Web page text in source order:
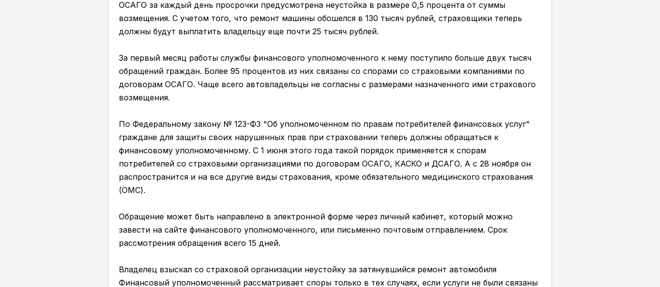
ОСАГО за каждый день просрочки предусмотрена неустойка в размере 0,5 процента от суммы
возмещения. С учетом того, что ремонт машины обошелся в 130 тысяч рублей, страховщики теперь
должны будут выплатить владельцу еще почти 25 тысяч рублей.
За первый месяц работы службы финансового уполномоченного к нему поступило больше двух тысяч
обращений граждан. Более 95 процентов из них связаны со спорами со страховыми компаниями по
договорам ОСАГО. Чаще всего автовладельцы не согласны с размерами назначенного ими страхового
возмещения.
По Федеральному закону № 123-ФЗ "Об уполномоченном по правам потребителей финансовых услуг"
граждане для защиты своих нарушенных прав при страховании теперь должны обращаться к
финансовому уполномоченному. С 1 июня этого года такой порядок применяется к спорам
потребителей со страховыми организациями по договорам ОСАГО, КАСКО и ДСАГО. А с 28 ноября он
распространится и на все другие виды страхования, кроме обязательного медицинского страхования
(ОМС).
Обращение может быть направлено в электронной форме через личный кабинет, который можно
завести на сайте финансового уполномоченного, или письменно почтовым отправлением. Срок
рассмотрения обращения всего 15 дней.
Владелец взыскал со страховой ­организации ­неустойку за затянувшийся ремонт автомобиля
Финансовый уполномоченный рассматривает споры только в тех случаях, если услуги не были связаны